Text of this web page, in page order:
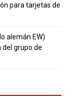
para tarjetas de
alemán EW)
del grupo de